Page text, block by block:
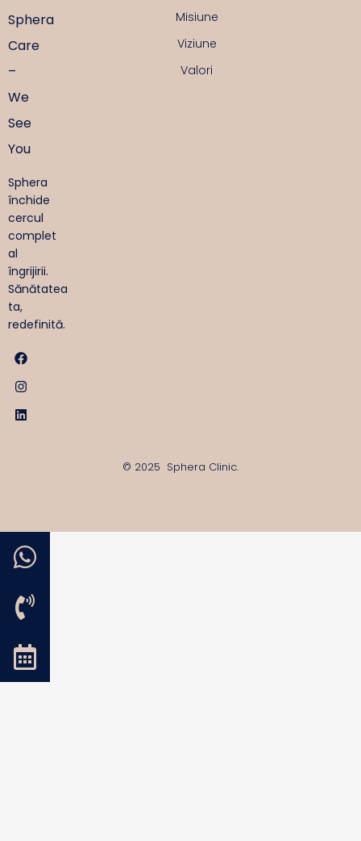
Sphera
Care
–
We
See
You
Sphera
închide
cercul
complet
al
îngrijirii.
Sănătatea
ta,
redefinită.
Misiune
Viziune
Valori
© 2025 Sphera Clinic.